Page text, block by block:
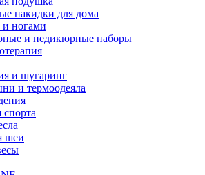
накидки для дома
и ногами
и педикюрные наборы
и шугаринг
и термоодеяла
спорта
шеи